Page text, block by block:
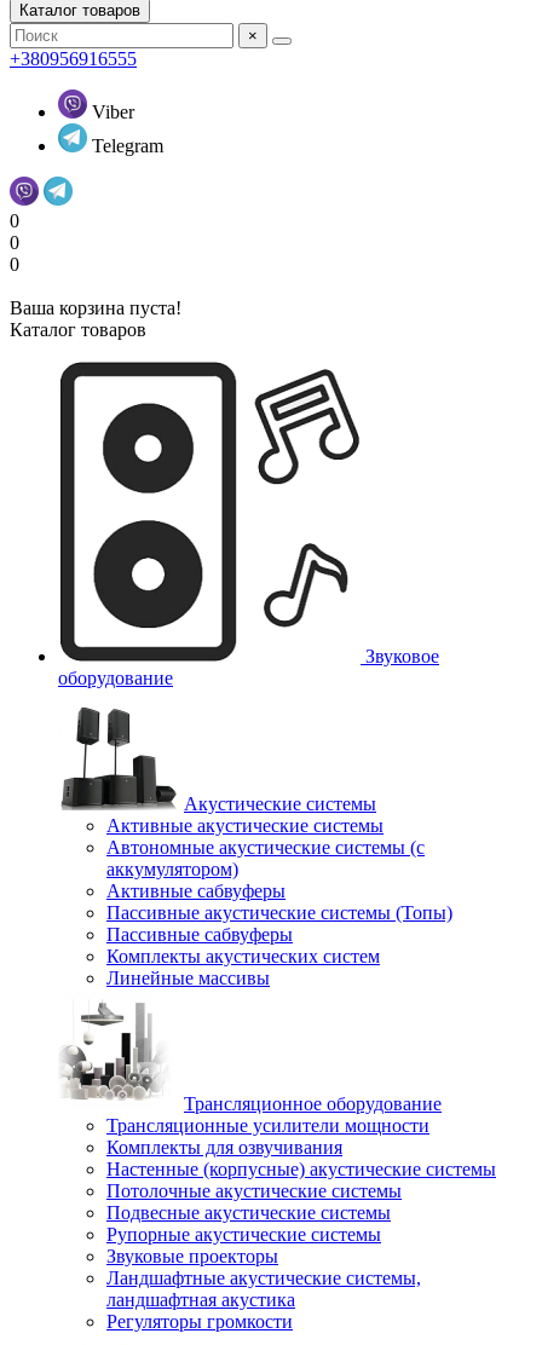
Каталог товаров
×
+380956916555
Viber
Telegram
0
0
0
Ваша корзина пуста!
Каталог товаров
Звуковое
оборудование
Акустические системы
Активные акустические системы
Автономные акустические системы (с
аккумулятором)
Активные сабвуферы
Пассивные акустические системы (Топы)
Пассивные сабвуферы
Комплекты акустических систем
Линейные массивы
Трансляционное оборудование
Трансляционные усилители мощности
Комплекты для озвучивания
Настенные (корпусные) акустические системы
Потолочные акустические системы
Подвесные акустические системы
Рупорные акустические системы
Звуковые проекторы
Ландшафтные акустические системы,
ландшафтная акустика
Регуляторы громкости